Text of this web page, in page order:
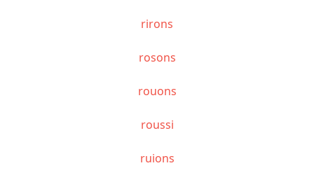
rirons
rosons
rouons
roussi
ruions